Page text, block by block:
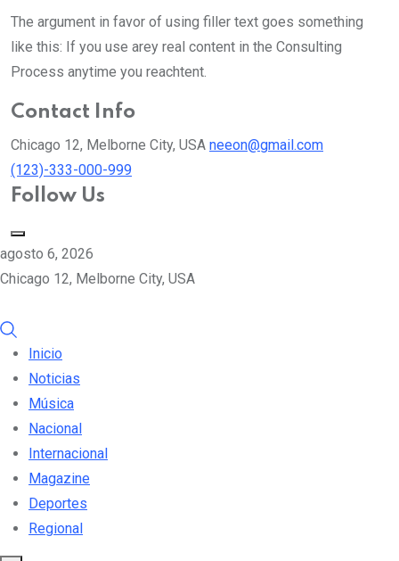
The argument in favor of using filler text goes something
like this: If you use arey real content in the Consulting
Process anytime you reachtent.
Contact Info
Chicago 12, Melborne City, USA neeon@gmail.com
(123)-333-000-999
Follow Us
agosto 6, 2026
Chicago 12, Melborne City, USA
Inicio
Noticias
Música
Nacional
Internacional
Magazine
Deportes
Regional